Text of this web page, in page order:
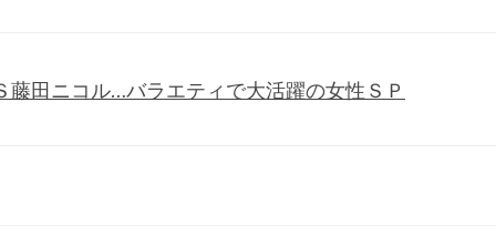
田ニコル…バラエティで大活躍の女性ＳＰ